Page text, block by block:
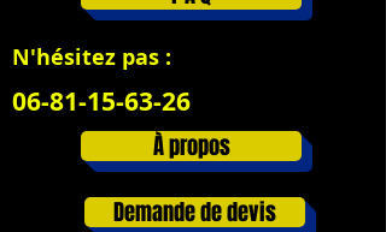
N'hésitez pas :
06-81-15-63-26
À propos
Demande de devis